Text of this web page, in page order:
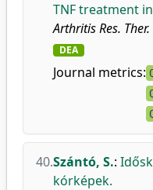
TNF treatment
Arthritis Res. Ther.
DEA
Journal metrics:
40.Szántó, S.:
kórképek.